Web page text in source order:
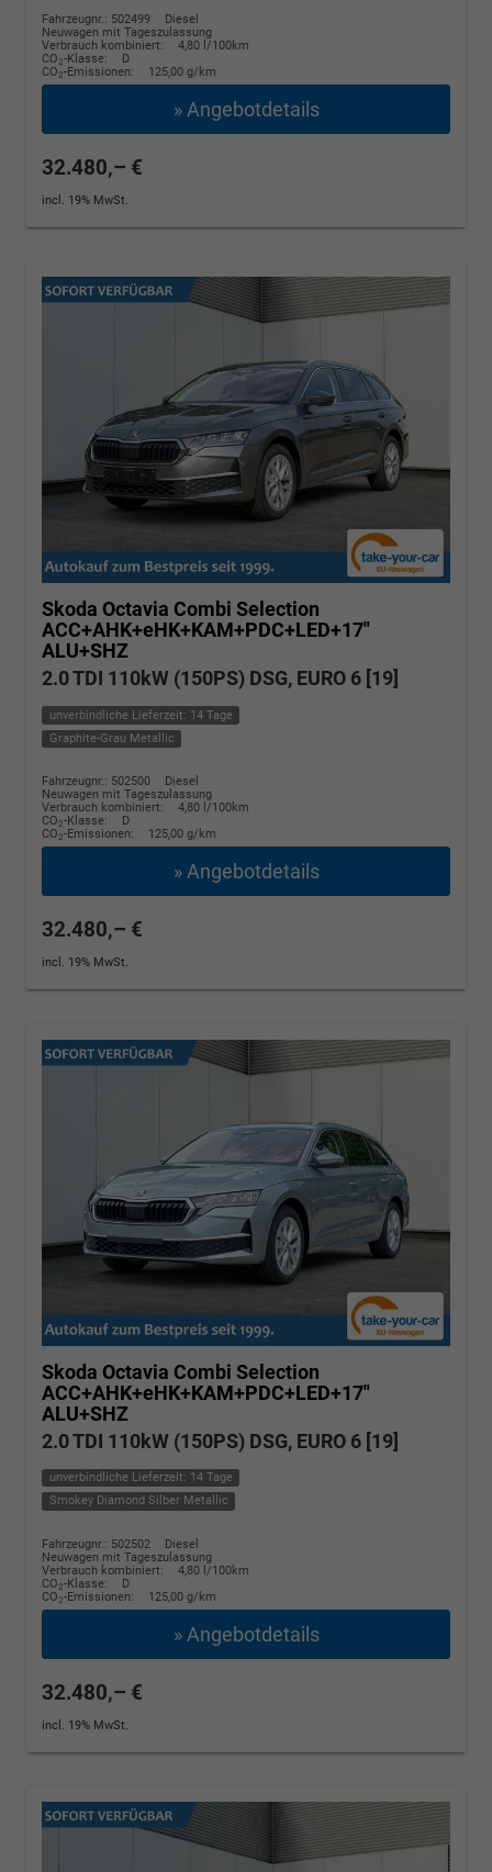
Fahrzeugnr.: 502499
Diesel
Neuwagen mit Tageszulassung
Verbrauch kombiniert:
4,80 l/100km
CO2-Klasse:
D
CO2-Emissionen: 125,00 g/km
» Angebotdetails
32.480,– €
incl. 19% MwSt.
Skoda Octavia Combi Selection
ACC+AHK+eHK+KAM+PDC+LED+17"
ALU+SHZ
2.0 TDI 110kW (150PS) DSG, EURO 6 [19]
unverbindliche Lieferzeit: 14 Tage
Graphite-Grau Metallic
Fahrzeugnr.: 502500
Diesel
Neuwagen mit Tageszulassung
Verbrauch kombiniert:
4,80 l/100km
CO2-Klasse:
D
CO2-Emissionen: 125,00 g/km
» Angebotdetails
32.480,– €
incl. 19% MwSt.
Skoda Octavia Combi Selection
ACC+AHK+eHK+KAM+PDC+LED+17"
ALU+SHZ
2.0 TDI 110kW (150PS) DSG, EURO 6 [19]
unverbindliche Lieferzeit: 14 Tage
Smokey Diamond Silber Metallic
Fahrzeugnr.: 502502
Diesel
Neuwagen mit Tageszulassung
Verbrauch kombiniert:
4,80 l/100km
CO2-Klasse:
D
CO2-Emissionen: 125,00 g/km
» Angebotdetails
32.480,– €
incl. 19% MwSt.